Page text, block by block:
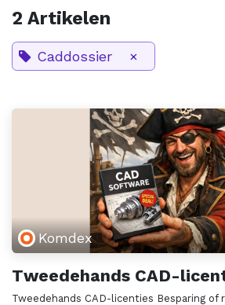
2 Artikelen
Caddossier ×
Komdex
Tweedehands CAD-
Tweedehands CAD-licenties Besparing of